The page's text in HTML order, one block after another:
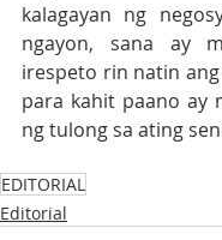
kalagayan ng
ngayon, sana ay
irespeto rin natin
para kahit paano ay
ng tulong sa ating
EDITORIAL
Editorial